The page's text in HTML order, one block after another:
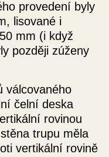
provedení byly
lisované i
mm (i když
později zúženy
válcovaného
čelní deska
rovinou
trupu měla
vertikální rovině